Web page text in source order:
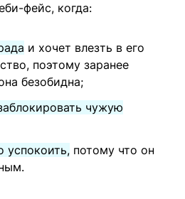
фейс, когда:
и хочет влезть в его
поэтому заранее
безобидна;
чужую
успокоить, потому что он